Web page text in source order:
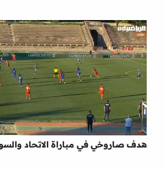
هدف صاروخي في مباراة الاتحاد